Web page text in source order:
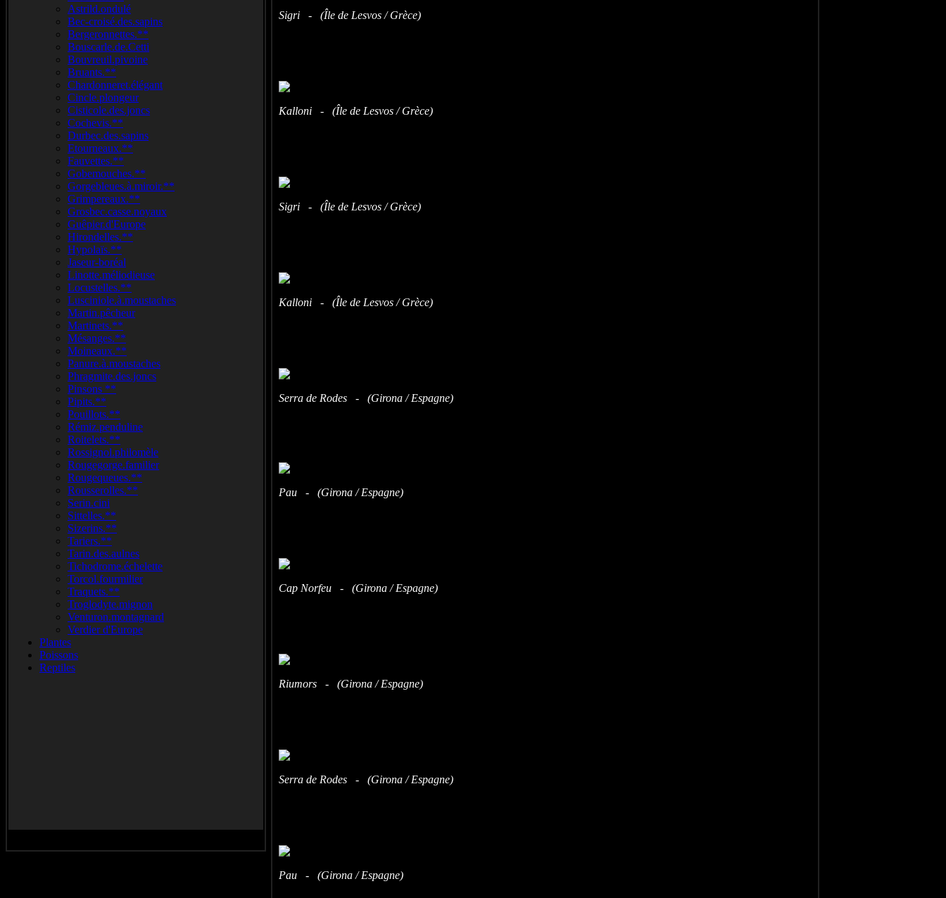
Astrild.ondulé
Bec-croisé.des.sapins
Bergeronnettes.**
Bouscarle.de.Cetti
Bouvreuil.pivoine
Bruants.**
Chardonneret.élégant
Cincle.plongeur
Cisticole.des.joncs
Cochevis.**
Durbec.des.sapins
Etourneaux.**
Fauvettes.**
Gobemouches.**
Gorgebleues.à.miroir.**
Grimpereaux.**
Grosbec.casse.noyaux
Guêpier.d'Europe
Hirondelles.**
Hypolaïs.**
Jaseur-boréal
Linotte.méliodieuse
Locustelles.**
Lusciniole.à.moustaches
Martin.pêcheur
Martinets.**
Mésanges.**
Moineaux.**
Panure.à.moustaches
Phragmite.des.joncs
Pinsons **
Pipits.**
Pouillots.**
Rémiz.penduline
Roitelets.**
Rossignol.philomèle
Rougegorge.familier
Rougequeues.**
Rousserolles.**
Serin.cini
Sittelles.**
Sizerins.**
Tariers.**
Tarin.des.aulnes
Tichodrome.échelette
Torcol.fourmilier
Traquets.**
Troglodyte.mignon
Venturon.montagnard
Verdier d'Europe
Plantes
Poissons
Reptiles
Sigri - (Île de Lesvos / Grèce)
Kalloni - (Île de Lesvos / Grèce)
Sigri - (Île de Lesvos / Grèce)
Kalloni - (Île de Lesvos / Grèce)
Serra de Rodes - (Girona / Espagne)
Pau - (Girona / Espagne)
Cap Norfeu - (Girona / Espagne)
Riumors - (Girona / Espagne)
Serra de Rodes - (Girona / Espagne)
Pau - (Girona / Espagne)